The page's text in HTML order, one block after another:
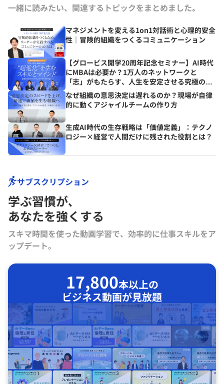
一緒に読みたい、関連するトピックをまとめました｡
マネジメントを変える1on1対話術と心理的安全
性｜冒険的組織をつくるコミュニケーション
【グロービス開学20周年記念セミナー】AI時代
にMBAは必要か？1万人のネットワークと
「志」がもたらす、人生を安定させる究極の資
産とは？
なぜ組織の意思決定は遅れるのか？現場が自律
的に動くアジャイルチームの作り方
生成AI時代の生存戦略は「価値定義」：テクノ
ロジー×経営で人間だけに残された役割とは？
サブスクリプション
学ぶ習慣が､
あなたを強くする
スキマ時間を使った動画学習で、効率的に仕事スキルをア
ップデート。
17,800本以上の
ビジネス動画が見放題